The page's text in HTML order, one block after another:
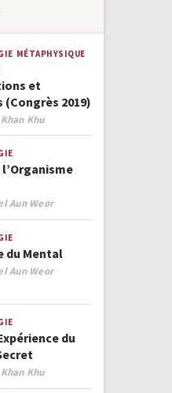
MÉTAPHYSIQUE
et
(Congrès 2019)
Khu
Aun Weor
du Mental
Aun Weor
du
Khu